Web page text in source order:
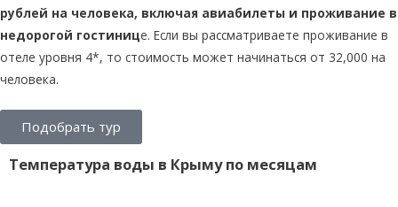
рублей на человека, включая авиабилеты и проживание в
недорогой гостинице. Если вы рассматриваете проживание в
отеле уровня 4*, то стоимость может начинаться от 32,000 на
человека.
Подобрать тур
Температура воды в Крыму по месяцам